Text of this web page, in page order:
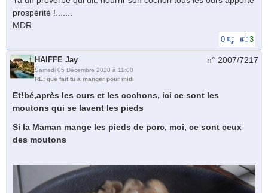
prospérité !.......
MDR
0 3
HAIFFE Jay
Samedi 05 Décembre 2020 à 11:00
RE: que fait tu a manger pour midi
n° 2007/7217
Et!bé,après les ours et les cochons, ici ce sont les
moutons qui se lavent les pieds
Si la Maman mange les pieds de porc, moi, ce sont ceux
des moutons